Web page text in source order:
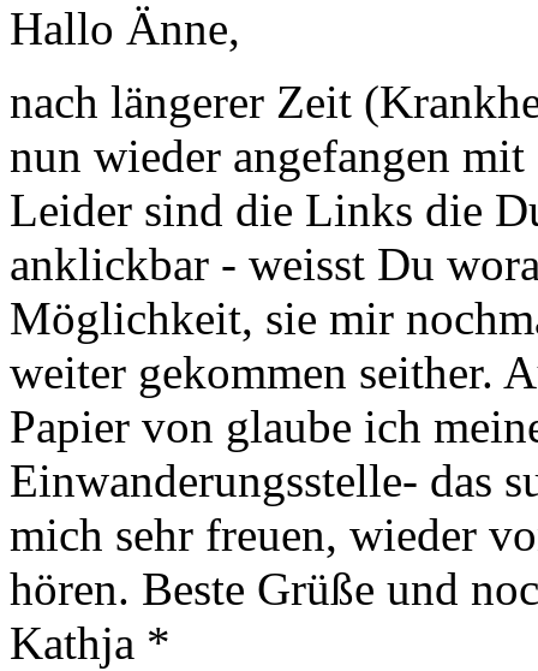
Hallo Änne,
nach längerer Zeit
nun wieder angefangen
Leider sind die Links die
anklickbar - weisst Du
Möglichkeit, sie mir
weiter gekommen seither.
Papier von glaube ich
Einwanderungsstelle- das
mich sehr freuen, wieder
hören. Beste Grüße und
Kathja *